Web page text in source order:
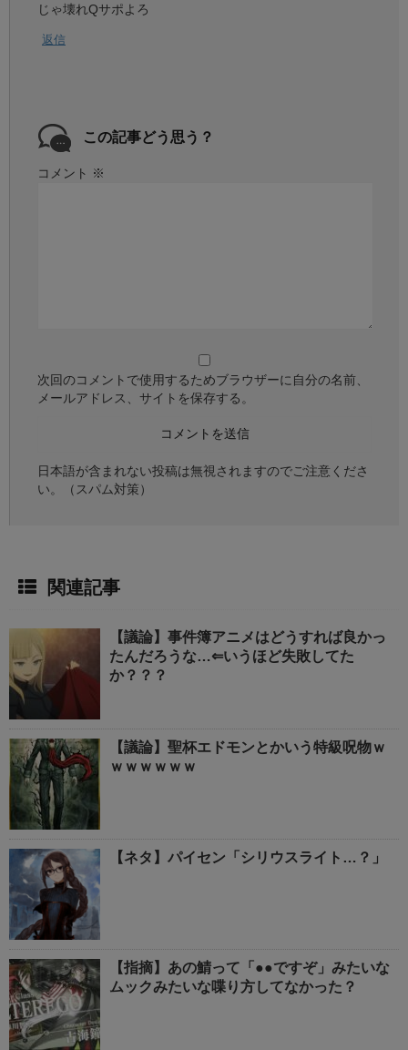
じゃ壊れQサポよろ
返信
この記事どう思う？
コメント ※
次回のコメントで使用するためブラウザーに自分の名前、
メールアドレス、サイトを保存する。
日本語が含まれない投稿は無視されますのでご注意くださ
い。（スパム対策）
関連記事
【議論】事件簿アニメはどうすれば良かっ
たんだろうな…⇐いうほど失敗してた
か？？？
【議論】聖杯エドモンとかいう特級呪物ｗ
ｗｗｗｗｗｗ
【ネタ】パイセン「シリウスライト…？」
【指摘】あの鯖って「●●ですぞ」みたいな
ムックみたいな喋り方してなかった？